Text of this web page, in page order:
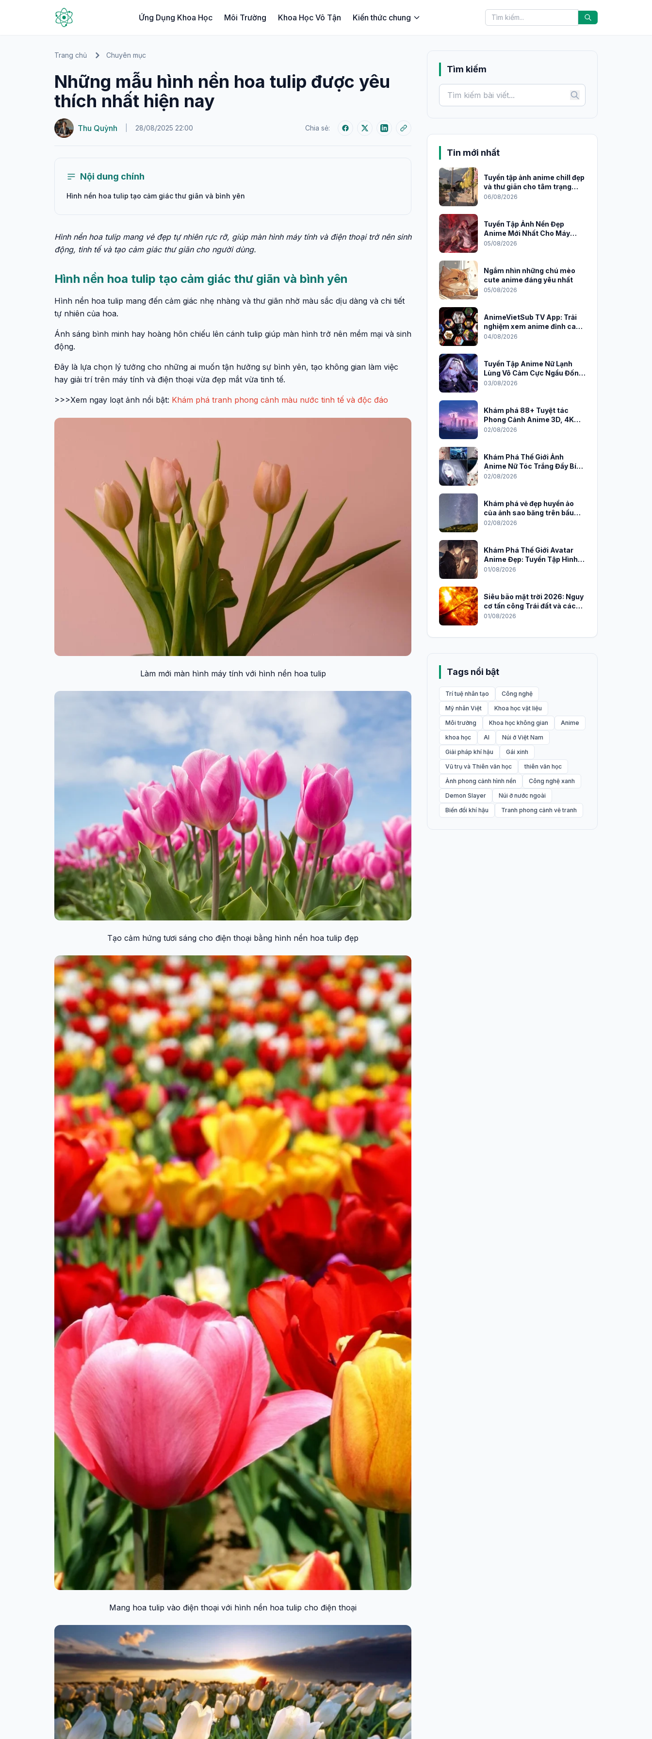
Ứng Dụng Khoa Học Môi Trường Khoa Học Vô Tận Kiến thức chung
Trang chủ Chuyên mục
Những mẫu hình nền hoa tulip được yêu
thích nhất hiện nay
Thu Quỳnh 28/08/2025 22:00 Chia sẻ:
Nội dung chính
Hình nền hoa tulip tạo cảm giác thư giãn và bình yên
Hình nền hoa tulip mang vẻ đẹp tự nhiên rực rỡ, giúp màn hình máy tính và điện thoại trở nên sinh
động, tinh tế và tạo cảm giác thư giãn cho người dùng.
Hình nền hoa tulip tạo cảm giác thư giãn và bình yên
Hình nền hoa tulip mang đến cảm giác nhẹ nhàng và thư giãn nhờ màu sắc dịu dàng và chi tiết
tự nhiên của hoa.
Ánh sáng bình minh hay hoàng hôn chiếu lên cánh tulip giúp màn hình trở nên mềm mại và sinh
động.
Đây là lựa chọn lý tưởng cho những ai muốn tận hưởng sự bình yên, tạo không gian làm việc
hay giải trí trên máy tính và điện thoại vừa đẹp mắt vừa tinh tế.
>>>Xem ngay loạt ảnh nổi bật: Khám phá tranh phong cảnh màu nước tinh tế và độc đáo
Làm mới màn hình máy tính với hình nền hoa tulip
Tạo cảm hứng tươi sáng cho điện thoại bằng hình nền hoa tulip đẹp
Mang hoa tulip vào điện thoại với hình nền hoa tulip cho điện thoại
Tìm kiếm
Tin mới nhất
Tuyển tập ảnh anime chill đẹp
và thư giãn cho tâm trạng
2026
06/08/2026
Tuyển Tập Ảnh Nền Đẹp
Anime Mới Nhất Cho Máy
Tính 2026
05/08/2026
Ngắm nhìn những chú mèo
cute anime đáng yêu nhất
05/08/2026
AnimeVietSub TV App: Trải
nghiệm xem anime đỉnh cao
trên PC
04/08/2026
Tuyển Tập Anime Nữ Lạnh
Lùng Vô Cảm Cực Ngầu Đốn
Tim Fan
03/08/2026
Khám phá 88+ Tuyệt tác
Phong Cảnh Anime 3D, 4K
Sắc Nét
02/08/2026
Khám Phá Thế Giới Ảnh
Anime Nữ Tóc Trắng Đầy Bí
Ẩn và Quyến Rũ
02/08/2026
Khám phá vẻ đẹp huyền ảo
của ảnh sao băng trên bầu
trời đêm
02/08/2026
Khám Phá Thế Giới Avatar
Anime Đẹp: Tuyển Tập Hình
Nền Độc Đáo Cho Năm 2026
01/08/2026
Siêu bão mặt trời 2026: Nguy
cơ tấn công Trái đất và cách
phòng chống
01/08/2026
Tags nổi bật
Trí tuệ nhân tạo
Công nghệ
Mỹ nhân Việt
Khoa học vật liệu
Môi trường
Khoa học không gian
Anime
khoa học
AI
Núi ở Việt Nam
Giải pháp khí hậu
Gái xinh
Vũ trụ và Thiên văn học
thiên văn học
Ảnh phong cảnh hình nền
Công nghệ xanh
Demon Slayer
Núi ở nước ngoài
Biến đổi khí hậu
Tranh phong cảnh vẽ tranh